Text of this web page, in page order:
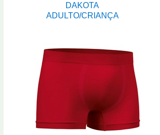
DAKOTA
ADULTO/CRIANÇA